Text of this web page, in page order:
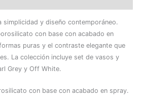
simplicidad y diseño contemporáneo.
con base con acabado en
puras y el contraste elegante que
La colección incluye set de vasos y
Grey y Off White.
con base con acabado en spray.